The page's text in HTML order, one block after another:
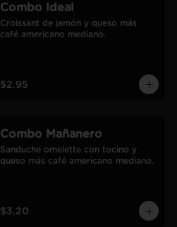
Combo Ideal
Croissant de jamón y queso más
café americano mediano.
$2.95
Combo Mañanero
Sanduche omelette con tocino y
queso más café americano mediano.
$3.20